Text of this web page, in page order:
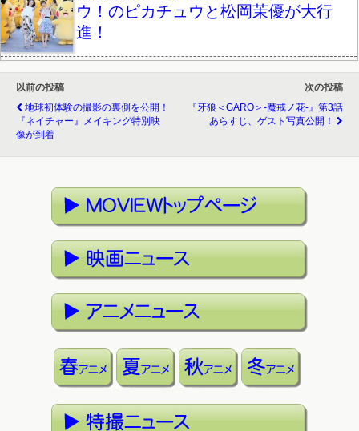
ウ！のピカチュウと松岡茉優が大行
進！
以前の投稿
地球初体験の撮影の裏側を公開！
『ネイチャー』メイキング特別映
像が到着
次の投稿
『牙狼＜GARO＞-魔戒ノ花-』第3話
あらすじ、ゲスト写真公開！